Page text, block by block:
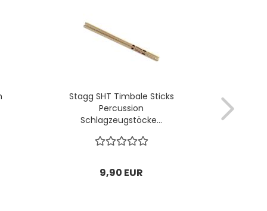
Stagg SHT Timbale Sticks
Percussion
Schlagzeugstöcke...
9,90 EUR